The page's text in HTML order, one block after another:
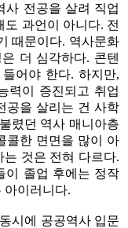
사 전공을 살려 직업
과언이 아니다. 전
때문이다. 역사문화
더 심각하다. 콘텐
어야 한다. 하지만,
력이 증진되고 취업
공을 살리는 건 사학
렸던 역사 매니아층
콜한 면면을 많이 아
것은 전혀 다르다.
이 졸업 후에는 정작
아이러니다.
시에 공공역사 입문